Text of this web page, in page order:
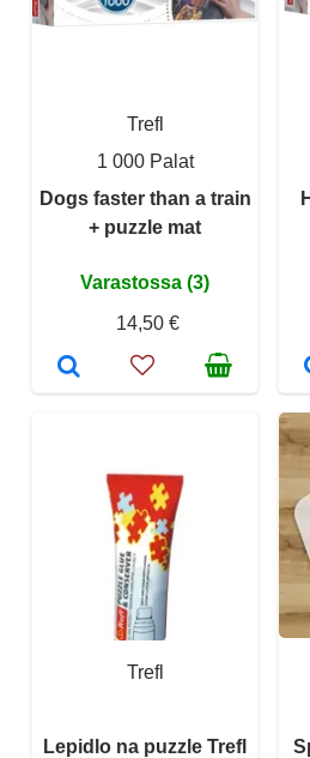
Trefl
1 000 Palat
Dogs faster than a train
+ puzzle mat
Varastossa (3)
14,50 €
Trefl
Lepidlo na puzzle Trefl